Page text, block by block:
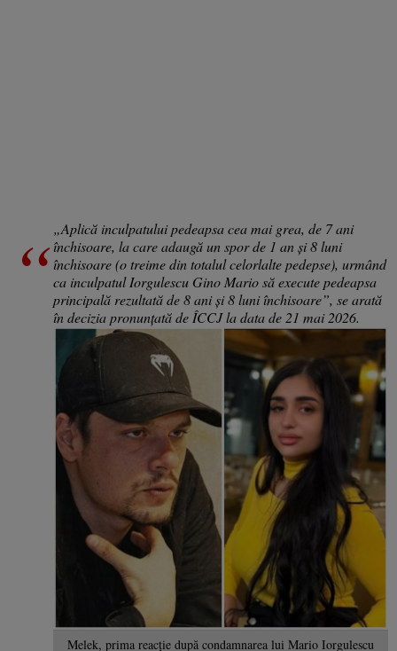
„Aplică inculpatului pedeapsa cea mai grea, de 7 ani
închisoare, la care adaugă un spor de 1 an și 8 luni
închisoare (o treime din totalul celorlalte pedepse), urmând
ca inculpatul Iorgulescu Gino Mario să execute pedeapsa
principală rezultată de 8 ani și 8 luni închisoare”, se arată
în decizia pronunțată de ÎCCJ la data de 21 mai 2026.
Melek, prima reacție după condamnarea lui Mario Iorgulescu